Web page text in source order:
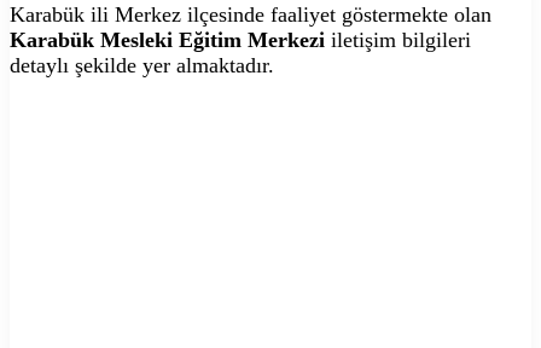
Karabük ili Merkez ilçesinde faaliyet göstermekte olan
Karabük Mesleki Eğitim Merkezi iletişim bilgileri
detaylı şekilde yer almaktadır.